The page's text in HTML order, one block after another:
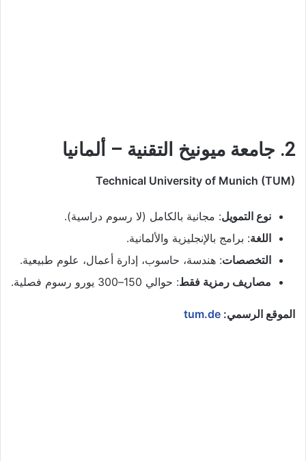
2. جامعة ميونيخ التقنية – ألمانيا
Technical University of Munich (TUM)
نوع التمويل: مجانية بالكامل (لا رسوم دراسية).
اللغة: برامج بالإنجليزية والألمانية.
التخصصات: هندسة، حاسوب، إدارة أعمال، علوم طبيعية.
مصاريف رمزية فقط: حوالي 150–300 يورو رسوم فصلية.
الموقع الرسمي: tum.de